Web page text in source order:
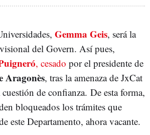
Gemma Geis, será la
del Govern. Así pues,
, cesado por el presidente de
Aragonès, tras la amenaza de JxCat
de confianza. De esta forma,
bloqueados los trámites que
este Departamento, ahora vacante.